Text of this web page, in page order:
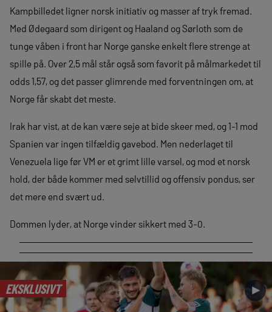
Kampbilledet ligner norsk initiativ og masser af tryk fremad.
Med Ødegaard som dirigent og Haaland og Sørloth som de
tunge våben i front har Norge ganske enkelt flere strenge at
spille på. Over 2,5 mål står også som favorit på målmarkedet til
odds 1,57, og det passer glimrende med forventningen om, at
Norge får skabt det meste.
Irak har vist, at de kan være seje at bide skeer med, og 1-1 mod
Spanien var ingen tilfældig gavebod. Men nederlaget til
Venezuela lige før VM er et grimt lille varsel, og mod et norsk
hold, der både kommer med selvtillid og offensiv pondus, ser
det mere end svært ud.
Dommen lyder, at Norge vinder sikkert med 3-0.
EKSKLUSIVT ►